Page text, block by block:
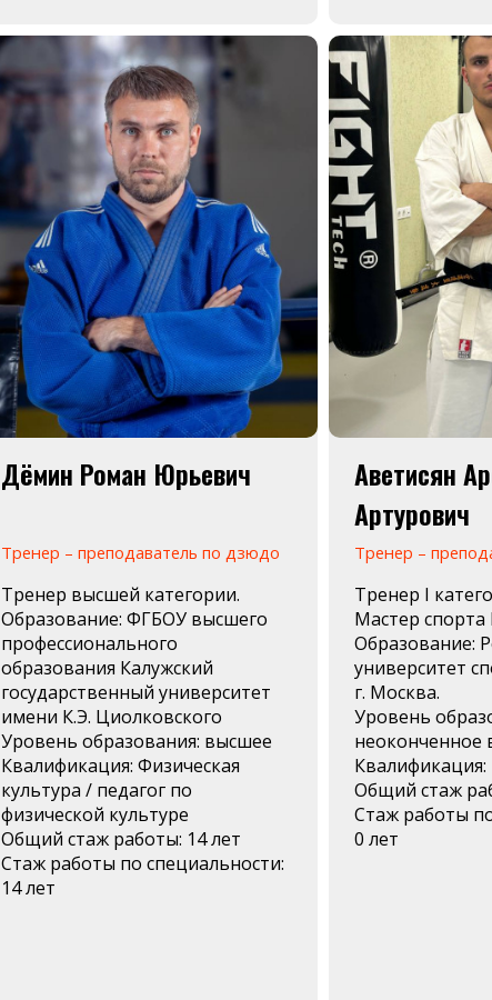
Дёмин Роман Юрьевич
Тренер – преподаватель по дзюдо
Тренер высшей категории.
Образование: ФГБОУ высшего
профессионального
образования Калужский
государственный университет
имени К.Э. Циолковского
Уровень образования: высшее
Квалификация: Физическая
культура / педагог по
физической культуре
Общий стаж работы: 14 лет
Стаж работы по специальности:
14 лет
Аветисян
Артурович
Тренер –
Тренер I
Мастер спорта
Образование:
университет
г. Москва.
Уровень
неоконченное
Квалификация:
Общий стаж
Стаж работы
0 лет